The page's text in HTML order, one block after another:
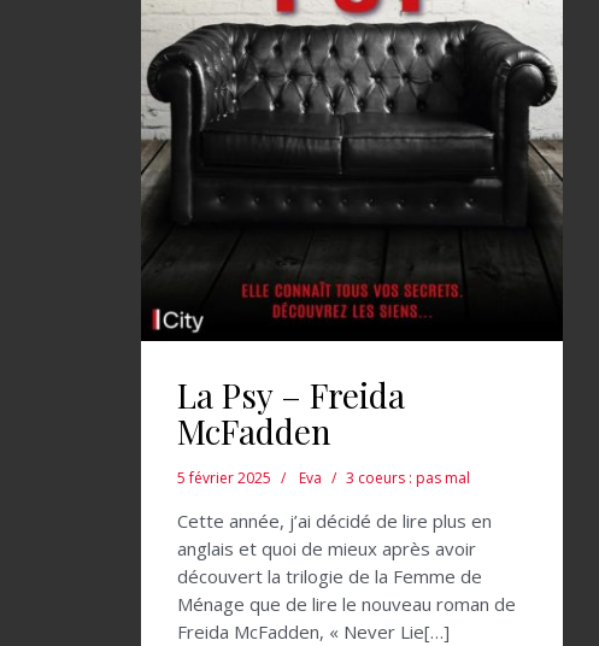
La Psy – Freida
McFadden
5 février 2025 Eva 3 coeurs : pas mal
Cette année, j’ai décidé de lire plus en
anglais et quoi de mieux après avoir
découvert la trilogie de la Femme de
Ménage que de lire le nouveau roman de
Freida McFadden, « Never Lie[…]